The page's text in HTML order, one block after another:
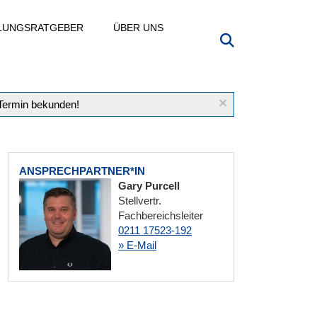
ÜBER UNS
×
bekunden!
ANSPRECHPARTNER*IN
Gary Purcell
Stellvertr.
Fachbereichsleiter
0211 17523-192
» E-Mail